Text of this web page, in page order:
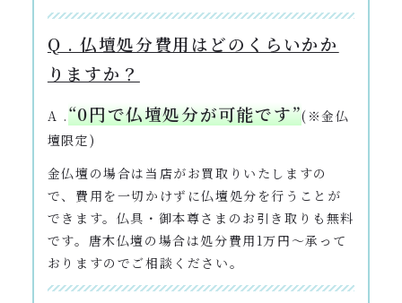
Q . 仏壇処分費用はどのくらいかか
りますか？
A .“0円で仏壇処分が可能です”(※金仏
壇限定)
金仏壇の場合は当店がお買取りいたしますの
で、費用を一切かけずに仏壇処分を行うことが
できます。仏具・御本尊さまのお引き取りも無料
です。唐木仏壇の場合は処分費用1万円〜承って
おりますのでご相談ください。